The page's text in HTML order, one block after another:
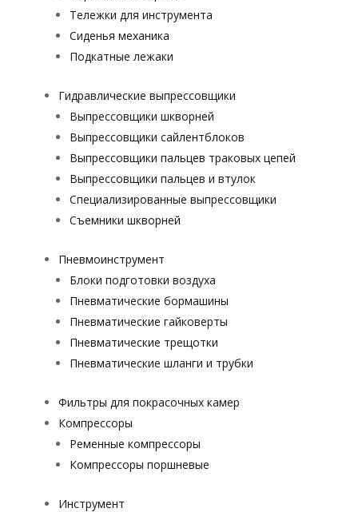
Тележки для инструмента
Сиденья механика
Подкатные лежаки
Гидравлические выпрессовщики
Выпрессовщики шкворней
Выпрессовщики сайлентблоков
Выпрессовщики пальцев траковых цепей
Выпрессовщики пальцев и втулок
Специализированные выпрессовщики
Cъемники шкворней
Пневмоинструмент
Блоки подготовки воздуха
Пневматические бормашины
Пневматические гайковерты
Пневматические трещотки
Пневматические шланги и трубки
Фильтры для покрасочных камер
Компрессоры
Ременные компрессоры
Компрессоры поршневые
Инструмент